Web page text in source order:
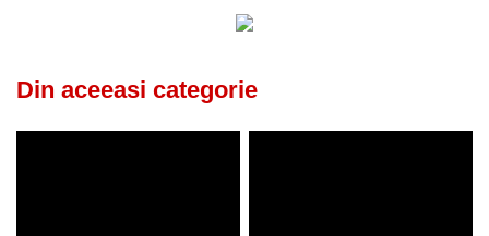
Din aceeasi categorie